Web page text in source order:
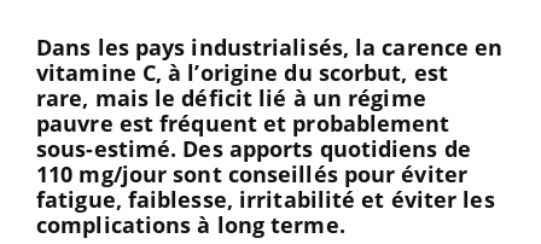
Dans les pays industrialisés, la carence en
vitamine C, à l’origine du scorbut, est
rare, mais le déficit lié à un régime
pauvre est fréquent et probablement
sous-estimé. Des apports quotidiens de
110 mg/jour sont conseillés pour éviter
fatigue, faiblesse, irritabilité et éviter les
complications à long terme.